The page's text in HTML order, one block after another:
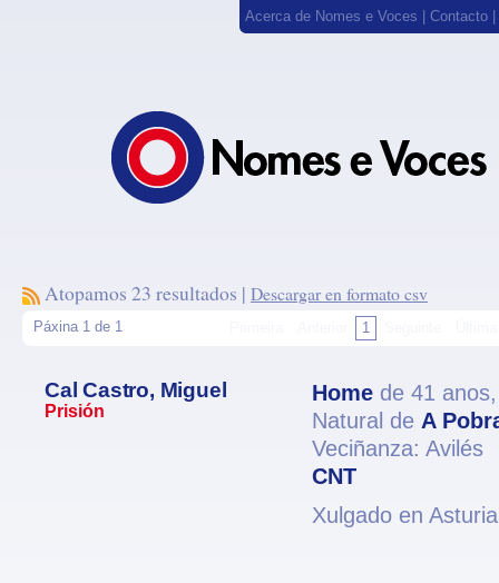
Acerca de Nomes e Voces Contacto
Atopamos 23 resultados | Descargar en formato csv
Páxina 1 de 1 1
Cal Castro, Miguel
Prisión
Home de 41
Natural de A
Veciñanza: Avilés
CNT
Xulgado en